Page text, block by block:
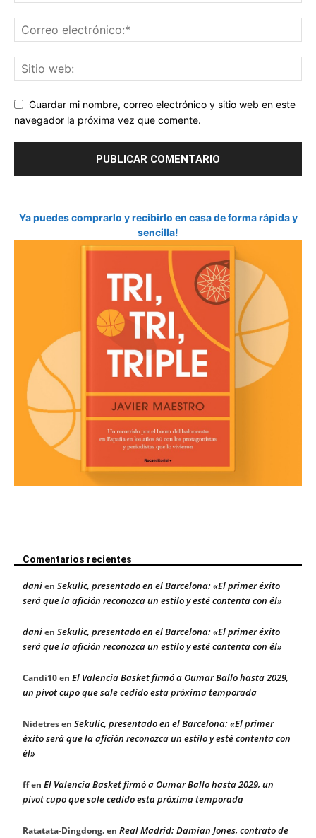
Guardar mi nombre, correo electrónico y sitio web en este
navegador la próxima vez que comente.
Ya puedes comprarlo y recibirlo en casa de forma rápida y
sencilla!
Comentarios recientes
danien Sekulic, presentado en el Barcelona: «El primer éxito
será que la afición reconozca un estilo y esté contenta con él»
danien Sekulic, presentado en el Barcelona: «El primer éxito
será que la afición reconozca un estilo y esté contenta con él»
Candi10en El Valencia Basket firmó a Oumar Ballo hasta 2029,
un pívot cupo que sale cedido esta próxima temporada
Nidetresen Sekulic, presentado en el Barcelona: «El primer
éxito será que la afición reconozca un estilo y esté contenta con
él»
ffen El Valencia Basket firmó a Oumar Ballo hasta 2029, un
pívot cupo que sale cedido esta próxima temporada
Ratatata-Dingdong.en Real Madrid: Damian Jones, contrato de